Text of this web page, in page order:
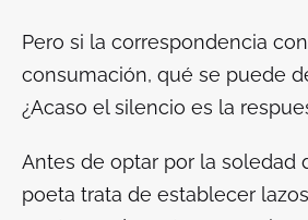
Pero si la correspondencia
consumación, qué se puede
¿Acaso el silencio es la
Antes de optar por la soledad
poeta trata de establecer